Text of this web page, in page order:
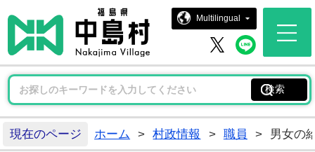
中島村ホ
Multilingual
中島村 X中島
現在のページ ホーム > 村政情報 > 職員 > 男女の